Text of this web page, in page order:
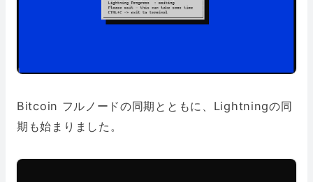
Bitcoin フルノードの同期とともに、Lightningの同
期も始まりました。